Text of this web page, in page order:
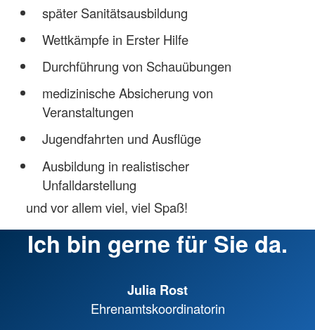
später Sanitätsausbildung
Wettkämpfe in Erster Hilfe
Durchführung von Schauübungen
medizinische Absicherung von
Veranstaltungen
Jugendfahrten und Ausflüge
Ausbildung in realistischer
Unfalldarstellung
und vor allem viel, viel Spaß!
Ich bin gerne für Sie da.
Julia Rost
Ehrenamtskoordinatorin